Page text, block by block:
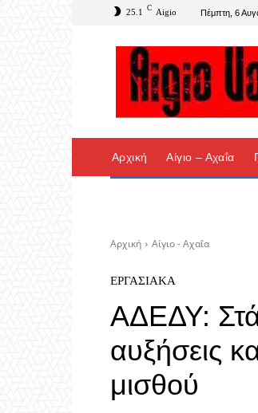
25.1 C Aigio Πέμπτη, 6
Αρχική Αίγιο – Αχαΐα
Αρχική Αίγιο - Αχαΐα
ΕΡΓΑΣΙΑΚΆ
ΑΔΕΔΥ:
αυξήσεις
μισθού